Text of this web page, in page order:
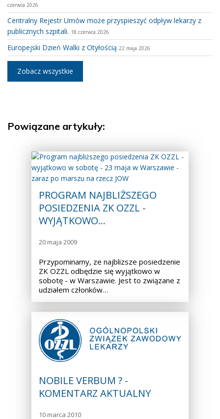
czerwca 2026
Centralny Rejestr Umów może przyspieszyć odpływ lekarzy z
publicznych szpitali. 18 czerwca 2026
Europejski Dzień Walki z Otyłością 22 maja 2026
Zobacz wszystkie
Powiązane artykuły:
PROGRAM NAJBLIŻSZEGO
POSIEDZENIA ZK OZZL -
WYJĄTKOWO…
20 maja 2009
Przypominamy, ze najblizsze posiedzenie
ZK OZZL odbędzie się wyjątkowo w
sobotę - w Warszawie. Jest to związane z
udziałem członków…
NOBILE VERBUM ? -
KOMENTARZ AKTUALNY
10 marca 2010